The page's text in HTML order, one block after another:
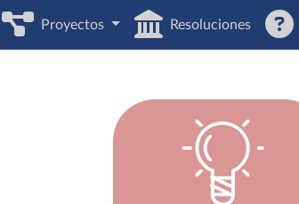
Proyectos Resoluciones